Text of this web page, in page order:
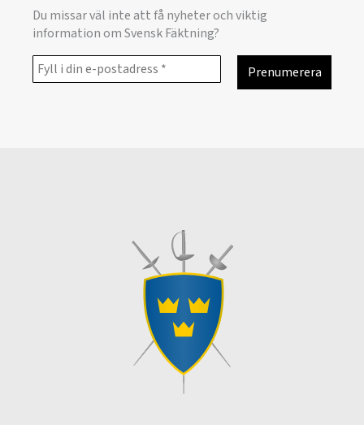
Du missar väl inte att få nyheter och viktig
information om Svensk Fäktning?